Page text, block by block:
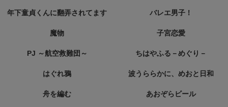
年下童貞くんに翻弄されてます バレエ男子！
魔物 子宮恋愛
PJ ～航空救難団～ ちはやふる－めぐり－
はぐれ鴉 波うららかに、めおと日和
舟を編む あおぞらビール